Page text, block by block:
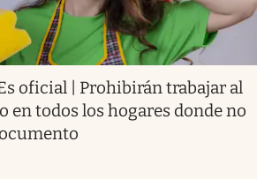
oficial | Prohibirán trabajar al
en todos los hogares donde no